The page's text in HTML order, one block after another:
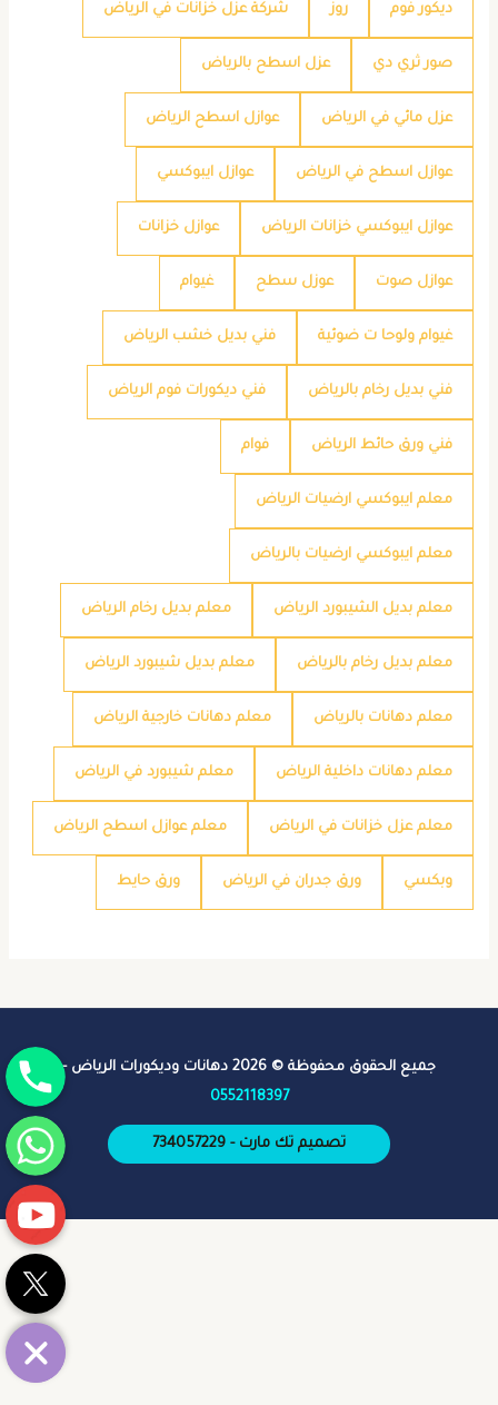
ديكور فوم روز شركة عزل خزانات في الرياض
صور ثري دي عزل اسطح بالرياض
عزل مائي في الرياض عوازل اسطح الرياض
عوازل اسطح في الرياض عوازل ايبوكسي
عوازل ايبوكسي خزانات الرياض عوازل خزانات
عوازل صوت عوزل سطح غيوام
غيوام ولوحا ت ضوئية فني بديل خشب الرياض
فني بديل رخام بالرياض فني ديكورات فوم الرياض
فني ورق حائط الرياض فوام
معلم ايبوكسي ارضيات الرياض
معلم ايبوكسي ارضيات بالرياض
معلم بديل الشيبورد الرياض معلم بديل رخام الرياض
معلم بديل رخام بالرياض معلم بديل شيبورد الرياض
معلم دهانات بالرياض معلم دهانات خارجية الرياض
معلم دهانات داخلية الرياض معلم شيبورد في الرياض
معلم عزل خزانات في الرياض معلم عوازل اسطح الرياض
وبكسي ورق جدران في الرياض ورق حايط
جميع الحقوق محفوظة © 2026 دهانات وديكورات الرياض -
0552118397
تصميم تك مارت - 734057229
جوال
واتساب
يوتيوب
تويتر